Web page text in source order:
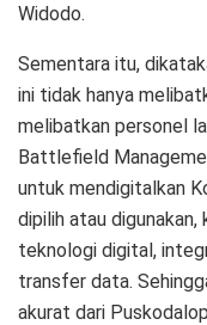
Widodo.
Sementara itu,
ini tidak hanya
melibatkan personel
Battlefield
untuk mendigitalkan
dipilih atau digunakan,
teknologi digital,
transfer data.
akurat dari